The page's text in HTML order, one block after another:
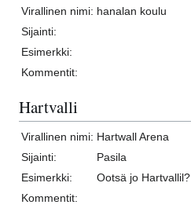
Virallinen nimi: hanalan koulu
Sijainti:
Esimerkki:
Kommentit:
Hartvalli
Virallinen nimi: Hartwall Arena
Sijainti:
Pasila
Esimerkki:
Ootsä jo Hartvallil?
Kommentit: